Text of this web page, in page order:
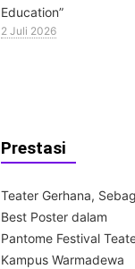
Education”
2 Juli 2026
Prestasi
Teater Gerhana,
Best Poster dalam
Pantome Festival
Kampus Warmadewa